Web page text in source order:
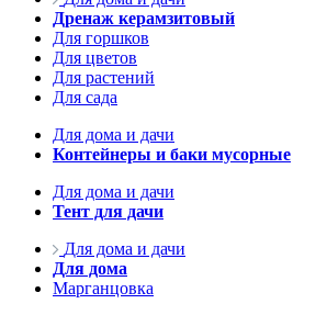
Дренаж керамзитовый
Для горшков
Для цветов
Для растений
Для сада
Для дома и дачи
Контейнеры и баки мусорные
Для дома и дачи
Тент для дачи
Для дома и дачи
Для дома
Марганцовка